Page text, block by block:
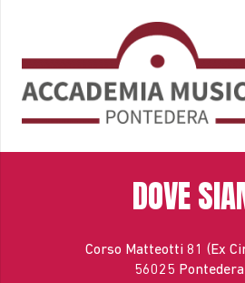
DOVE
Corso Matteotti 81 (Ex
56025 Pontedera